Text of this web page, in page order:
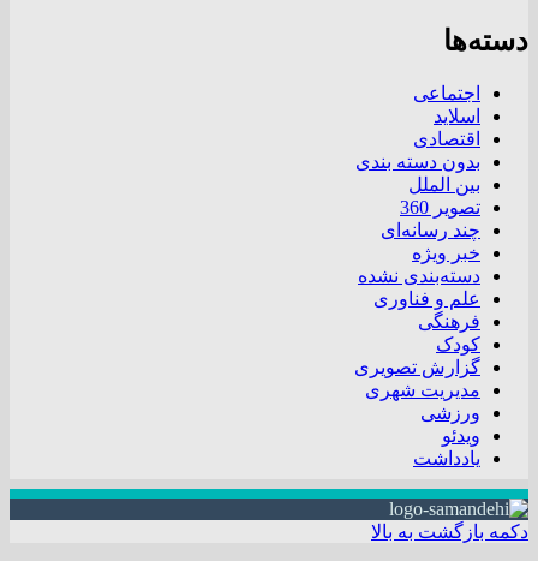
دسته‌ها
اجتماعی
اسلاید
اقتصادی
بدون دسته بندی
بین الملل
تصویر 360
چند رسانه‌ای
خبر ویژه
دسته‌بندی نشده
علم و فناوری
فرهنگی
کودک
گزارش تصویری
مدیریت شهری
ورزشی
ویدئو
یادداشت
دکمه بازگشت به بالا